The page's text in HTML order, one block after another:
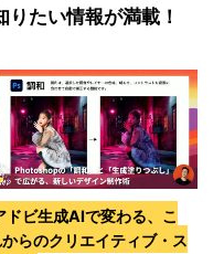
たい情報が満載！
ドビ生成AIで変わる、こ
らのクリエイティブ・ス